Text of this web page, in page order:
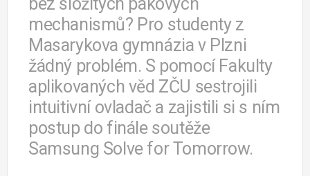
mechanismů? Pro studenty z
Masarykova gymnázia v Plzni
žádný problém. S pomocí Fakulty
aplikovaných věd ZČU sestrojili
intuitivní ovladač a zajistili si s ním
postup do finále soutěže
Samsung Solve for Tomorrow.